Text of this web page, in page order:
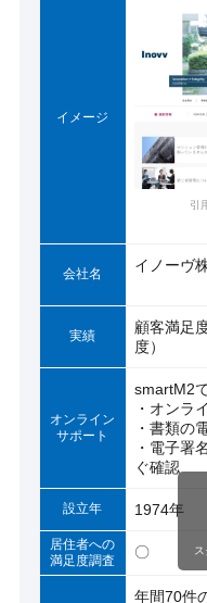
イメージ
引
会社名 イノーヴ
実績
顧客満足
度）
オンライン
サポート
smartM2
・オンラ
・書類の
・電子署
ぐ確認
設立年 1974年
居住者への
満足度調査
〇
年間70件